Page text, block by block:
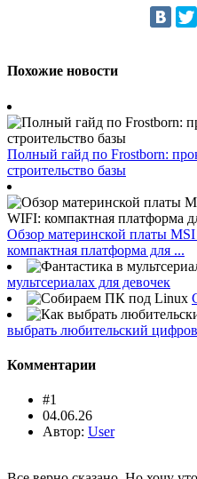
Похожие новости
Полный гайд по Frostborn:
строительство базы
Обзор материнской платы
компактная платформа для ...
мультсериалах для девочек
выбрать любительский
Комментарии
#1
04.06.26
Автор: User